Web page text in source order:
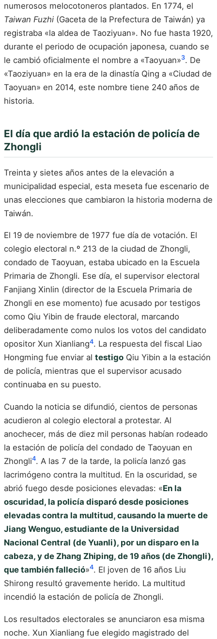
numerosos melocotoneros plantados. En 1774, el
Taiwan Fuzhi (Gaceta de la Prefectura de Taiwán) ya
registraba «la aldea de Taoziyuan». No fue hasta 1920,
durante el periodo de ocupación japonesa, cuando se
le cambió oficialmente el nombre a «Taoyuan»3. De
«Taoziyuan» en la era de la dinastía Qing a «Ciudad de
Taoyuan» en 2014, este nombre tiene 240 años de
historia.
El día que ardió la estación de policía de
Zhongli
Treinta y sietes años antes de la elevación a
municipalidad especial, esta meseta fue escenario de
unas elecciones que cambiaron la historia moderna de
Taiwán.
El 19 de noviembre de 1977 fue día de votación. El
colegio electoral n.º 213 de la ciudad de Zhongli,
condado de Taoyuan, estaba ubicado en la Escuela
Primaria de Zhongli. Ese día, el supervisor electoral
Fanjiang Xinlin (director de la Escuela Primaria de
Zhongli en ese momento) fue acusado por testigos
como Qiu Yibin de fraude electoral, marcando
deliberadamente como nulos los votos del candidato
opositor Xun Xianliang4. La respuesta del fiscal Liao
Hongming fue enviar al testigo Qiu Yibin a la estación
de policía, mientras que el supervisor acusado
continuaba en su puesto.
Cuando la noticia se difundió, cientos de personas
acudieron al colegio electoral a protestar. Al
anochecer, más de diez mil personas habían rodeado
la estación de policía del condado de Taoyuan en
Zhongli4. A las 7 de la tarde, la policía lanzó gas
lacrimógeno contra la multitud. En la oscuridad, se
abrió fuego desde posiciones elevadas: «En la
oscuridad, la policía disparó desde posiciones
elevadas contra la multitud, causando la muerte de
Jiang Wenguo, estudiante de la Universidad
Nacional Central (de Yuanli), por un disparo en la
cabeza, y de Zhang Zhiping, de 19 años (de Zhongli),
que también falleció»4. El joven de 16 años Liu
Shirong resultó gravemente herido. La multitud
incendió la estación de policía de Zhongli.
Los resultados electorales se anunciaron esa misma
noche. Xun Xianliang fue elegido magistrado del